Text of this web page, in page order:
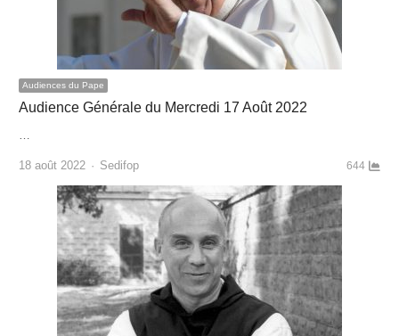
Audiences du Pape
Audience Générale du Mercredi 17 Août 2022
18 août 2022 Author
Sedifop 644